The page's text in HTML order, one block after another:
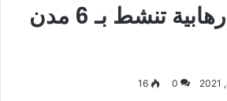
تفكيك خلية إرهابية تنشط بـ 6 مدن
0
16